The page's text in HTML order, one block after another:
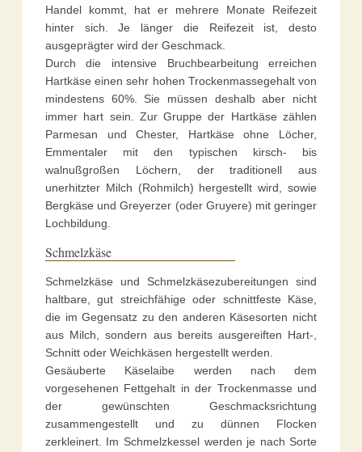
Handel kommt, hat er mehrere Monate Reifezeit
hinter sich. Je länger die Reifezeit ist, desto
ausgeprägter wird der Geschmack.
Durch die intensive Bruchbearbeitung erreichen
Hartkäse einen sehr hohen Trockenmassegehalt von
mindestens 60%. Sie müssen deshalb aber nicht
immer hart sein. Zur Gruppe der Hartkäse zählen
Parmesan und Chester, Hartkäse ohne Löcher,
Emmentaler mit den typischen kirsch- bis
walnußgroßen Löchern, der traditionell aus
unerhitzter Milch (Rohmilch) hergestellt wird, sowie
Bergkäse und Greyerzer (oder Gruyere) mit geringer
Lochbildung.
Schmelzkäse
Schmelzkäse und Schmelzkäsezubereitungen sind
haltbare, gut streichfähige oder schnittfeste Käse,
die im Gegensatz zu den anderen Käsesorten nicht
aus Milch, sondern aus bereits ausgereiften Hart-,
Schnitt oder Weichkäsen hergestellt werden.
Gesäuberte Käselaibe werden nach dem
vorgesehenen Fettgehalt in der Trockenmasse und
der gewünschten Geschmacksrichtung
zusammengestellt und zu dünnen Flocken
zerkleinert. Im Schmelzkessel werden je nach Sorte